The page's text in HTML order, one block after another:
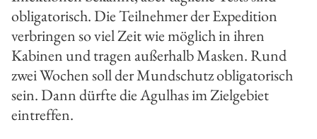
obligatorisch. Die Teilnehmer der Expedition
verbringen so viel Zeit wie möglich in ihren
Kabinen und tragen außerhalb Masken. Rund
zwei Wochen soll der Mundschutz obligatorisch
sein. Dann dürfte die Agulhas im Zielgebiet
eintreffen.